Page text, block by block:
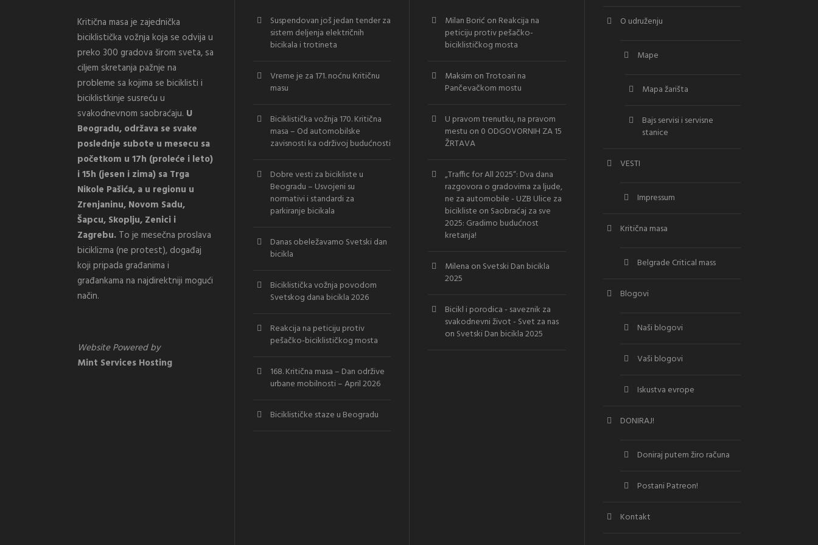
Kritična masa je zajednička
biciklistička vožnja koja se odvija u
preko 300 gradova širom sveta, sa
ciljem skretanja pažnje na
probleme sa kojima se biciklisti i
biciklistkinje susreću u
svakodnevnom saobraćaju. U
Beogradu, održava se svake
poslednje subote u mesecu sa
početkom u 17h (proleće i leto)
i 15h (jesen i zima) sa Trga
Nikole Pašića, a u regionu u
Zrenjaninu, Novom Sadu,
Šapcu, Skoplju, Zenici i
Zagrebu. To je mesečna proslava
biciklizma (ne protest), događaj
koji pripada građanima i
građankama na najdirektniji mogući
način.
Website Powered by
Mint Services Hosting
Suspendovan još jedan tender za
sistem deljenja električnih
bicikala i trotineta
Vreme je za 171. noćnu Kritičnu
masu
Biciklistička vožnja 170. Kritična
masa – Od automobilske
zavisnosti ka održivoj budućnosti
Dobre vesti za bicikliste u
Beogradu – Usvojeni su
normativi i standardi za
parkiranje bicikala
Danas obeležavamo Svetski dan
bicikla
Biciklistička vožnja povodom
Svetskog dana bicikla 2026
Reakcija na peticiju protiv
pešačko-biciklističkog mosta
168. Kritična masa – Dan održive
urbane mobilnosti – April 2026
Biciklističke staze u Beogradu
Milan Borić on Reakcija na
peticiju protiv pešačko-
biciklističkog mosta
Maksim onTrotoari na
Pančevačkom mostu
U pravom trenutku, na pravom
mestu on 0 ODGOVORNIH ZA 15
ŽRTAVA
„Traffic for All 2025“: Dva dana
razgovora o gradovima za ljude,
ne za automobile - UZB Ulice za
bicikliste on Saobraćaj za sve
2025: Gradimo budućnost
kretanja!
Milena on Svetski Dan bicikla
2025
Bicikl i porodica - saveznik za
svakodnevni život - Svet za nas
on Svetski Dan bicikla 2025
O udruženju
Mape
Mapa žarišta
Bajs servisi i servisne
stanice
VESTI
Impressum
Kritična masa
Belgrade Critical mass
Blogovi
Naši blogovi
Vaši blogovi
Iskustva evrope
DONIRAJ!
Doniraj putem žiro računa
Postani Patreon!
Kontakt